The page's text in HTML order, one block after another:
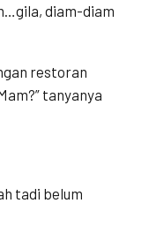
diam-diam
restoran
tanyanya
tadi belum